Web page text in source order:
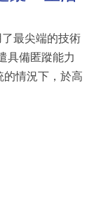
最尖端的技術
具備匿蹤能力
的情況下，於高